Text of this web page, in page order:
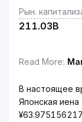
Рын.
211.03B
Read More:
В настоящее
Японская